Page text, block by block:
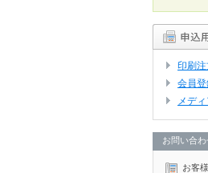
印刷
会員
メデ
お問い合わ
お客